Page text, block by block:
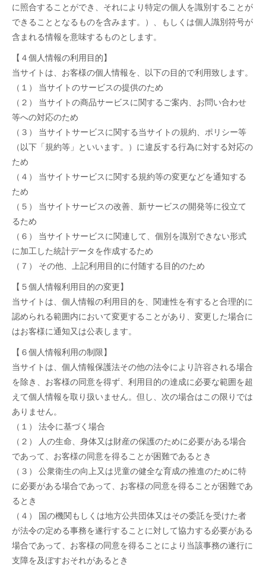
に照合することができ、それにより特定の個人を識別することが
できることとなるものを含みます。）、もしくは個人識別符号が
含まれる情報を意味するものとします。
【４個人情報の利用目的】
当サイトは、お客様の個人情報を、以下の目的で利用致します。
（１） 当サイトのサービスの提供のため
（２） 当サイトの商品サービスに関するご案内、お問い合わせ
等への対応のため
（３） 当サイトサービスに関する当サイトの規約、ポリシー等
（以下「規約等」といいます。）に違反する行為に対する対応の
ため
（４） 当サイトサービスに関する規約等の変更などを通知する
ため
（５） 当サイトサービスの改善、新サービスの開発等に役立て
るため
（６） 当サイトサービスに関連して、個別を識別できない形式
に加工した統計データを作成するため
（７） その他、上記利用目的に付随する目的のため
【５個人情報利用目的の変更】
当サイトは、個人情報の利用目的を、関連性を有すると合理的に
認められる範囲内において変更することがあり、変更した場合に
はお客様に通知又は公表します。
【６個人情報利用の制限】
当サイトは、個人情報保護法その他の法令により許容される場合
を除き、お客様の同意を得ず、利用目的の達成に必要な範囲を超
えて個人情報を取り扱いません。但し、次の場合はこの限りでは
ありません。
（１） 法令に基づく場合
（２） 人の生命、身体又は財産の保護のために必要がある場合
であって、お客様の同意を得ることが困難であるとき
（３） 公衆衛生の向上又は児童の健全な育成の推進のために特
に必要がある場合であって、お客様の同意を得ることが困難であ
るとき
（４） 国の機関もしくは地方公共団体又はその委託を受けた者
が法令の定める事務を遂行することに対して協力する必要がある
場合であって、お客様の同意を得ることにより当該事務の遂行に
支障を及ぼすおそれがあるとき